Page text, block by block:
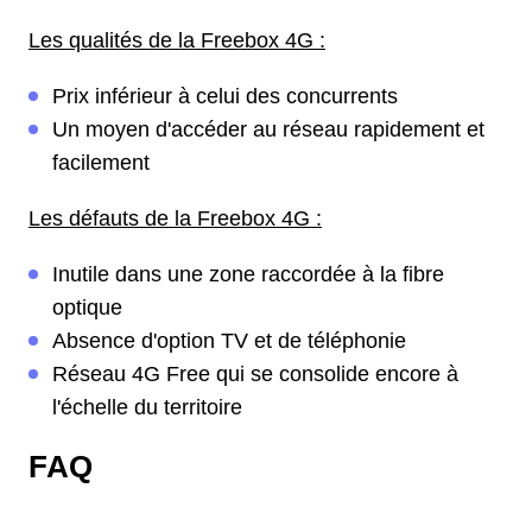
Les qualités de la Freebox 4G :
Prix inférieur à celui des concurrents
Un moyen d'accéder au réseau rapidement et
facilement
Les défauts de la Freebox 4G :
Inutile dans une zone raccordée à la fibre
optique
Absence d'option TV et de téléphonie
Réseau 4G Free qui se consolide encore à
l'échelle du territoire
FAQ